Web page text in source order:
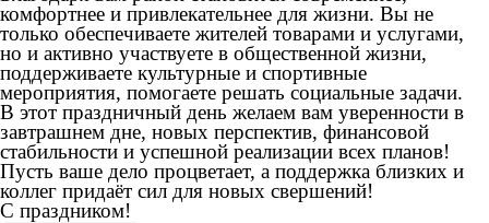
комфортнее и привлекательнее для жизни. Вы не
только обеспечиваете жителей товарами и услугами,
но и активно участвуете в общественной жизни,
поддерживаете культурные и спортивные
мероприятия, помогаете решать социальные задачи.
В этот праздничный день желаем вам уверенности в
завтрашнем дне, новых перспектив, финансовой
стабильности и успешной реализации всех планов!
Пусть ваше дело процветает, а поддержка близких и
коллег придаёт сил для новых свершений!
С праздником!